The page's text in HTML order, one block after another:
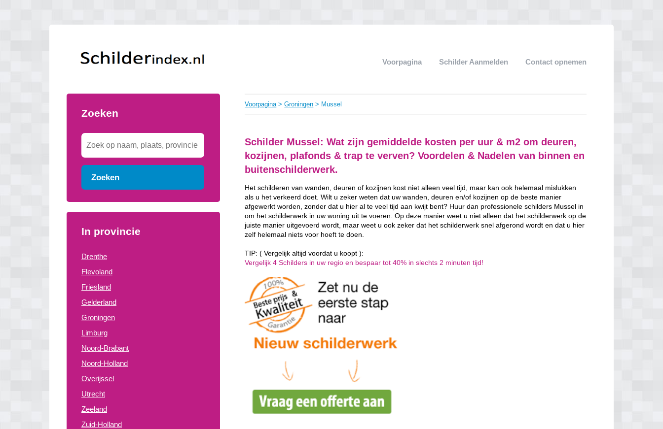
Voorpagina Schilder Aanmelden Contact opnemen
Zoeken
Zoeken
In provincie
Drenthe
Flevoland
Friesland
Gelderland
Groningen
Limburg
Noord-Brabant
Noord-Holland
Overijssel
Utrecht
Zeeland
Zuid-Holland
Voorpagina>Groningen > Mussel
Schilder Mussel: Wat zijn gemiddelde kosten per uur & m2 om deuren,
kozijnen, plafonds & trap te verven? Voordelen & Nadelen van binnen en
buitenschilderwerk.
Het schilderen van wanden, deuren of kozijnen kost niet alleen veel tijd, maar kan ook helemaal mislukken
als u het verkeerd doet. Wilt u zeker weten dat uw wanden, deuren en/of kozijnen op de beste manier
afgewerkt worden, zonder dat u hier al te veel tijd aan kwijt bent? Huur dan professionele schilders Mussel in
om het schilderwerk in uw woning uit te voeren. Op deze manier weet u niet alleen dat het schilderwerk op de
juiste manier uitgevoerd wordt, maar weet u ook zeker dat het schilderwerk snel afgerond wordt en dat u hier
zelf helemaal niets voor hoeft te doen.
TIP: ( Vergelijk altijd voordat u koopt ):
Vergelijk 4 Schilders in uw regio en bespaar tot 40% in slechts 2 minuten tijd!